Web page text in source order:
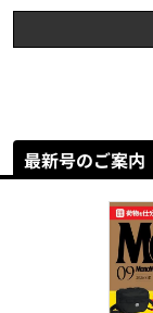
最新号のご案内